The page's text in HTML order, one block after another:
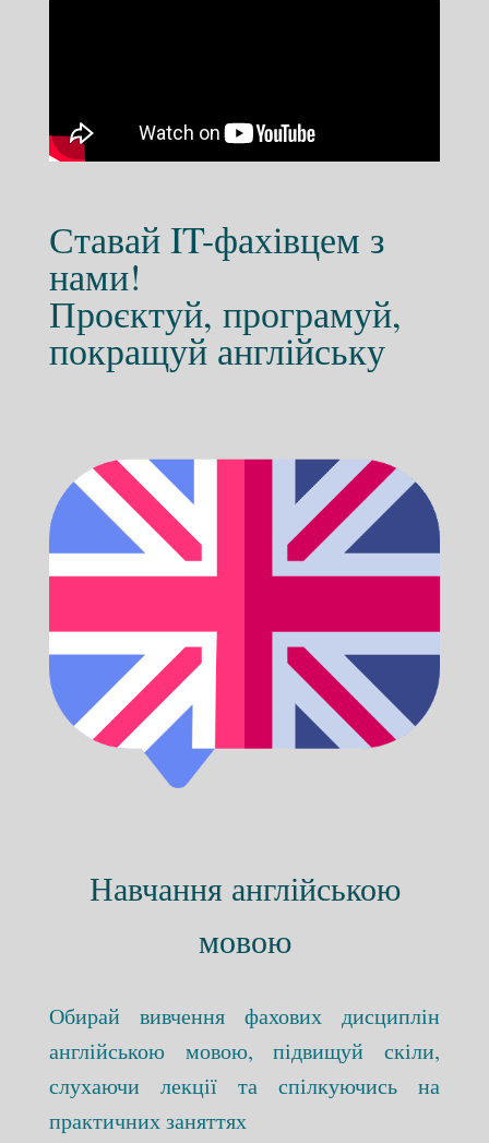
Ставай IT-фахівцем з
нами!
Проєктуй, програмуй,
покращуй англійську
Навчання англійською
мовою
Обирай вивчення фахових дисциплін
англійською мовою, підвищуй скіли,
слухаючи лекції та спілкуючись на
практичних заняттях